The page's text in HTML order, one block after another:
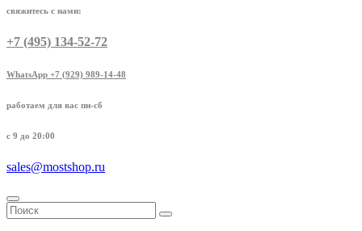
свяжитесь с нами:
+7 (495) 134-52-72
WhatsApp +7 (929) 989-14-48
работаем для вас пн-сб
с 9 до 20:00
sales@mostshop.ru